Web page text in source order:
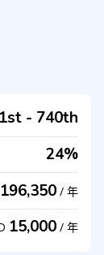
- 740th
24%
196,350 / 年
15,000 / 年